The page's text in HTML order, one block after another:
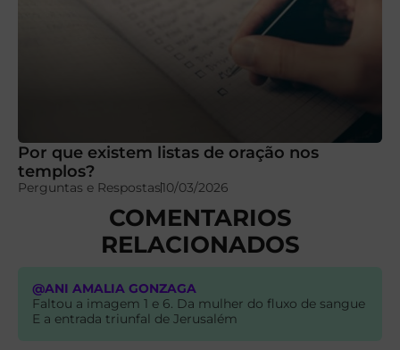
Por que existem listas de oração nos
templos?
Perguntas e Respostas10/03/2026
COMENTARIOS
RELACIONADOS
@ANI AMALIA GONZAGA
Faltou a imagem 1 e 6. Da mulher do fluxo de sangue
E a entrada triunfal de Jerusalém